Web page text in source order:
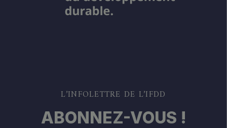
L’INFOLETTRE DE L’IFDD
ABONNEZ-VOUS !